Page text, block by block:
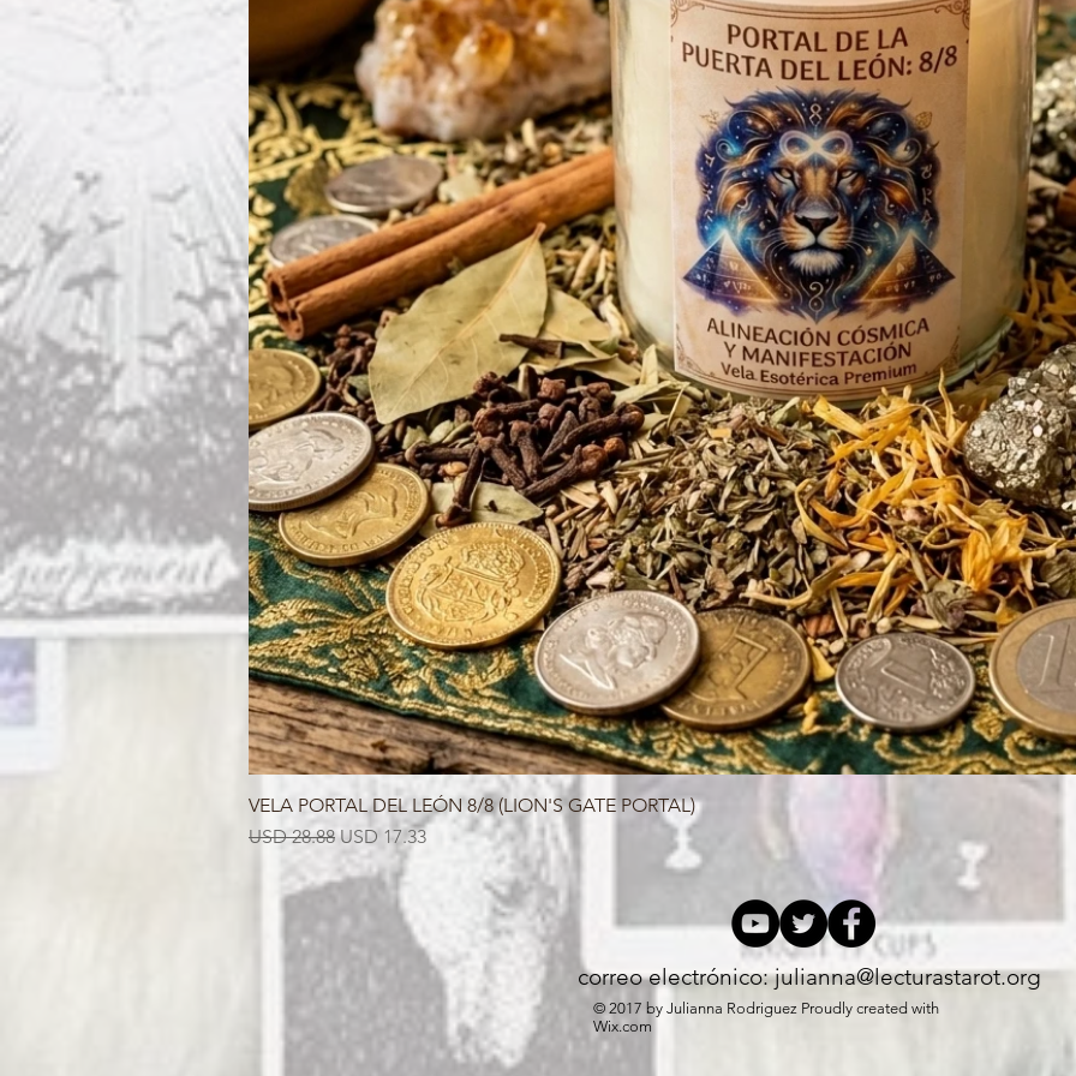
VELA PORTAL DEL LEÓN 8/8 (LION'S GATE PORTAL)
Precio
USD 28.88Precio de oferta
USD 17.33
correo electrónico:julianna@lecturastarot.org
© 2017 by Julianna Rodriguez Proudly created with
Wix.com